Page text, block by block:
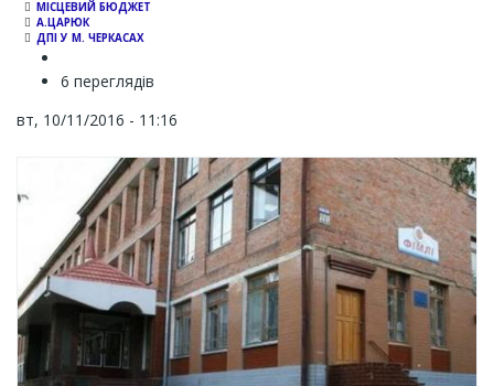
МІСЦЕВИЙ БЮДЖЕТ
А.ЦАРЮК
ДПІ У М. ЧЕРКАСАХ
6 переглядів
вт, 10/11/2016 - 11:16